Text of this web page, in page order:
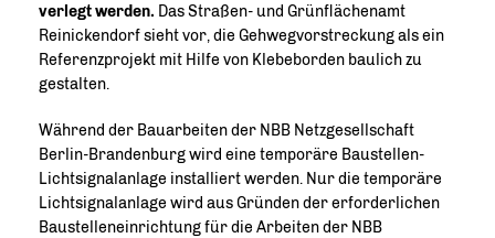
verlegt werden. Das Straßen- und Grünflächenamt
Reinickendorf sieht vor, die Gehwegvorstreckung als ein
Referenzprojekt mit Hilfe von Klebeborden baulich zu
gestalten.
Während der Bauarbeiten der NBB Netzgesellschaft
Berlin-Brandenburg wird eine temporäre Baustellen-
Lichtsignalanlage installiert werden. Nur die temporäre
Lichtsignalanlage wird aus Gründen der erforderlichen
Baustelleneinrichtung für die Arbeiten der NBB